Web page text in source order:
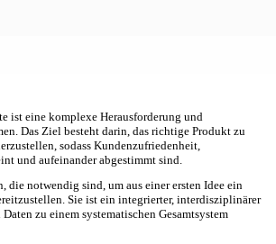
ist eine komplexe Herausforderung und
Das Ziel besteht darin, das richtige Produkt zu
sodass Kundenzufriedenheit,
und aufeinander abgestimmt sind.
die notwendig sind, um aus einer ersten Idee ein
Sie ist ein integrierter, interdisziplinärer
zu einem systematischen Gesamtsystem